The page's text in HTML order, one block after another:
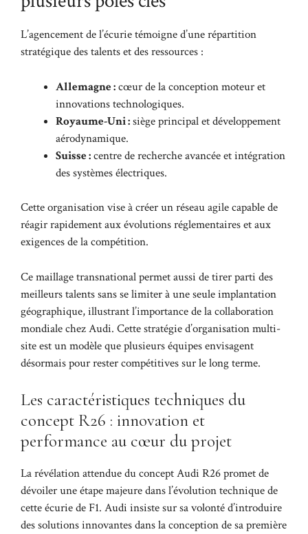
L’agencement de l’écurie témoigne d’une répartition
stratégique des talents et des ressources :
Allemagne :cœur de la conception moteur et
innovations technologiques.
Royaume-Uni :siège principal et développement
aérodynamique.
Suisse :centre de recherche avancée et intégration
des systèmes électriques.
Cette organisation vise à créer un réseau agile capable de
réagir rapidement aux évolutions réglementaires et aux
exigences de la compétition.
Ce maillage transnational permet aussi de tirer parti des
meilleurs talents sans se limiter à une seule implantation
géographique, illustrant l’importance de la collaboration
mondiale chez Audi. Cette stratégie d’organisation multi-
site est un modèle que plusieurs équipes envisagent
désormais pour rester compétitives sur le long terme.
Les caractéristiques techniques du
concept R26 : innovation et
performance au cœur du projet
La révélation attendue du concept Audi R26 promet de
dévoiler une étape majeure dans l’évolution technique de
cette écurie de F1. Audi insiste sur sa volonté d’introduire
des solutions innovantes dans la conception de sa première